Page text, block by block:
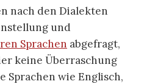
nach den Dialekten
und
Sprachen abgefragt,
keine Überraschung
Sprachen wie Englisch,